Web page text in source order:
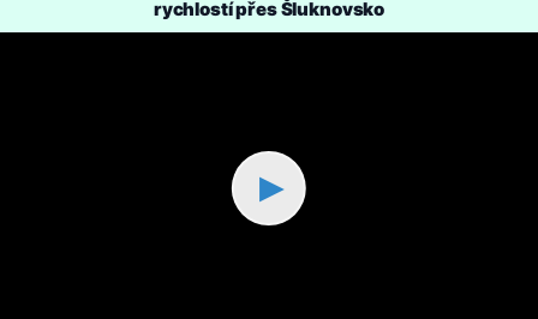
rychlostí přes Šluknovsko
▶